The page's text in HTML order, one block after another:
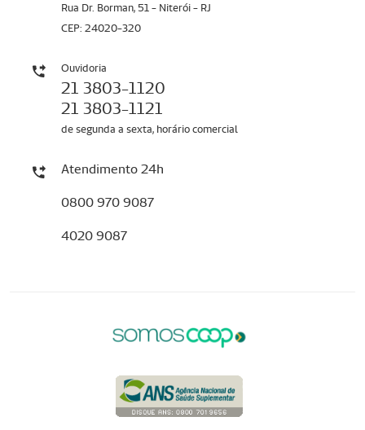
Rua Dr. Borman, 51 - Niterói - RJ
CEP: 24020-320
Ouvidoria
21 3803-1120
21 3803-1121
de segunda a sexta, horário comercial
Atendimento 24h
0800 970 9087
4020 9087